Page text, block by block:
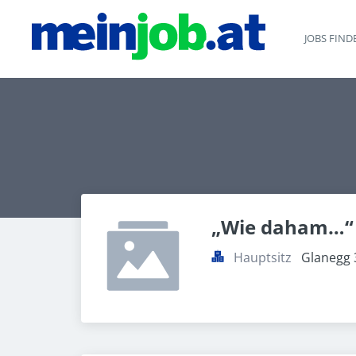
JOBS
„Wie
Hauptsitz Glanegg